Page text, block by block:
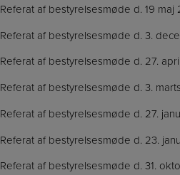
Referat af bestyrelsesmøde d. 19 maj
Referat af bestyrelsesmøde d. 3.
Referat af bestyrelsesmøde d. 27.
Referat af bestyrelsesmøde d. 3.
Referat af bestyrelsesmøde d. 27.
Referat af bestyrelsesmøde d. 23.
Referat af bestyrelsesmøde d. 31.